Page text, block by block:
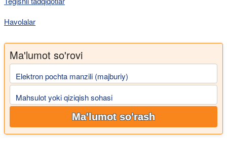
Havolalar
Ma'lumot so'rovi
Elektron pochta manzili (majburiy)
Mahsulot yoki qiziqish sohasi
Ma'lumot so'rash